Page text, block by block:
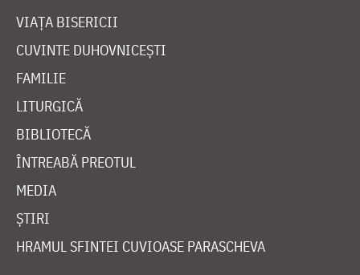
VIAȚA BISERICII
CUVINTE DUHOVNICEȘTI
FAMILIE
LITURGICĂ
BIBLIOTECĂ
ÎNTREABĂ PREOTUL
MEDIA
ȘTIRI
HRAMUL SFINTEI CUVIOASE PARASCHEVA